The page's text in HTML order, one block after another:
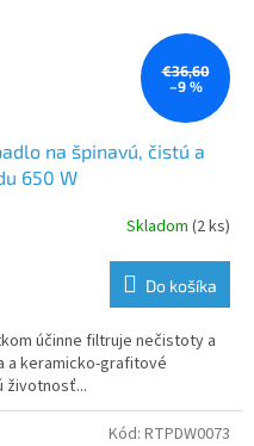
€36,60
–9 %
na špinavú, čistú a
650 W
Skladom (2 ks)
Do košíka
účinne filtruje nečistoty a
a keramicko-grafitové
životnosť...
Kód: RTPDW0073